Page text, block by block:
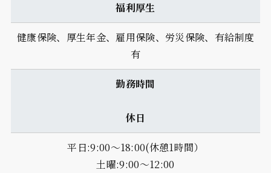
福利厚生
健康保険、厚生年金、雇用保険、労災保険、有給制度
有
勤務時間
休日
平日:9:00～18:00(休憩1時間）
土曜:9:00～12:00